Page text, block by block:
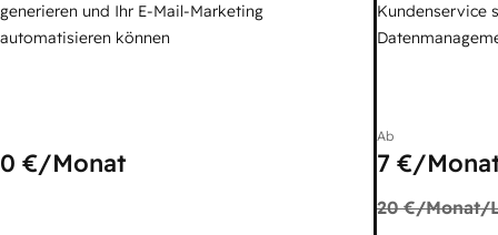
generieren und Ihr E-Mail-Marketing
automatisieren können
0 €/Monat
Kundenservice
Ab
7 €/
20 €/Monat/